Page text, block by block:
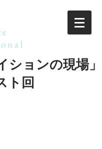
ションの現場」
ト回